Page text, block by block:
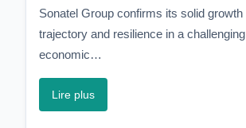
Sonatel Group confirms its solid growth
trajectory and resilience in a challenging
economic…
Lire plus